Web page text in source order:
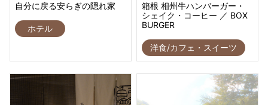
自分に戻る安らぎの隠れ家
ホテル
箱根 相州牛ハンバーガー・
シェイク・コーヒー ／ BOX
BURGER
洋食/カフェ・スイーツ